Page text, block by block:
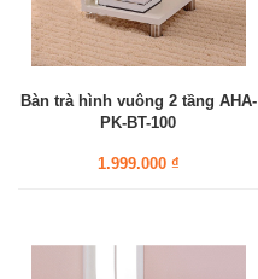
Bàn trà hình vuông 2 tầng AHA-
PK-BT-100
1.999.000 ₫